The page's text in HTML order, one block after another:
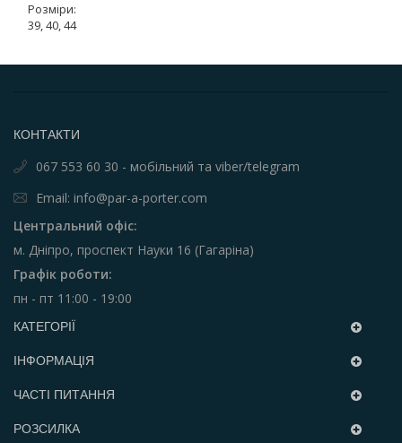
Розміри:
39, 40, 44
КОНТАКТИ
067 553 60 30 - мобільний та viber/telegram
Email: info@par-a-porter.com
Центральний офіс:
м. Дніпро, проспект Науки 16 (Гагаріна)
Графік роботи:
пн - пт 11:00 - 19:00
КАТЕГОРІЇ
ІНФОРМАЦІЯ
ЧАСТІ ПИТАННЯ
РОЗСИЛКА